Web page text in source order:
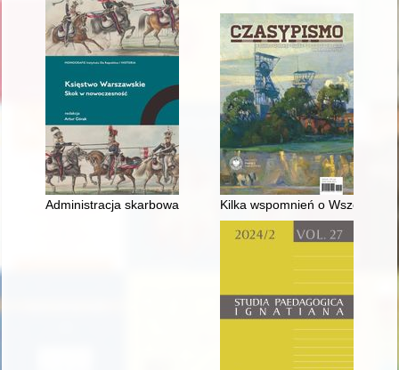
Administracja skarbowa Księstwa Warszawskiego
Kilka wspomnień o